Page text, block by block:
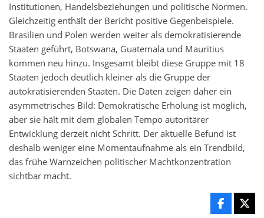
Institutionen, Handelsbeziehungen und politische Normen.
Gleichzeitig enthält der Bericht positive Gegenbeispiele.
Brasilien und Polen werden weiter als demokratisierende
Staaten geführt, Botswana, Guatemala und Mauritius
kommen neu hinzu. Insgesamt bleibt diese Gruppe mit 18
Staaten jedoch deutlich kleiner als die Gruppe der
autokratisierenden Staaten. Die Daten zeigen daher ein
asymmetrisches Bild: Demokratische Erholung ist möglich,
aber sie hält mit dem globalen Tempo autoritärer
Entwicklung derzeit nicht Schritt. Der aktuelle Befund ist
deshalb weniger eine Momentaufnahme als ein Trendbild,
das frühe Warnzeichen politischer Machtkonzentration
sichtbar macht.